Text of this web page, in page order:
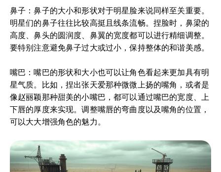
鼻子：鼻子的大小和形状对于明星脸来说同样至关重要。
明星们的鼻子往往比较高挺且线条流畅。捏脸时，鼻梁的
高度、鼻头的圆润度、鼻翼的宽度都可以进行精细调整。
要特别注意避免鼻子过大或过小，保持整体的和谐美感。
嘴巴：嘴巴的形状和大小也可以让角色看起来更加具有明
星气质。比如，捏出张天爱那种微微上扬的嘴角，或者是
像赵丽颖那种甜美的小嘴巴，都可以通过嘴巴的宽度、上
下唇的厚度来实现。调整嘴唇的弯曲度以及嘴角的位置，
可以大大增强角色的魅力。